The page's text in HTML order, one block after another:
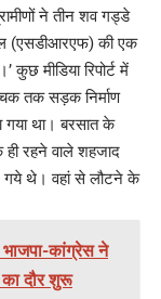
ने तीन शव गड्डे
(एसडीआरएफ) की एक
कुछ मीडिया रिपोर्ट में
तक सड़क निर्माण
गया था। बरसात के
रहने वाले शहजाद
गये थे। वहां से लौटने के
कांग्रेस ने
दौर शुरू